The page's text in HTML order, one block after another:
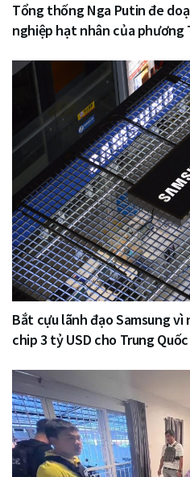
Tổng thống Nga Putin đe
nghiệp hạt nhân của phương
Bắt cựu lãnh đạo Samsung
chip 3 tỷ USD cho Trung Quốc